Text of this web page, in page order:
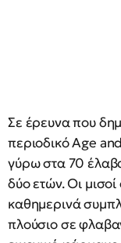
Σε έρευνα που
περιοδικό Age
γύρω στα 70
δύο ετών. Οι
καθημερινά
πλούσιο σε